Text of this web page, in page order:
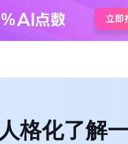
格化了解